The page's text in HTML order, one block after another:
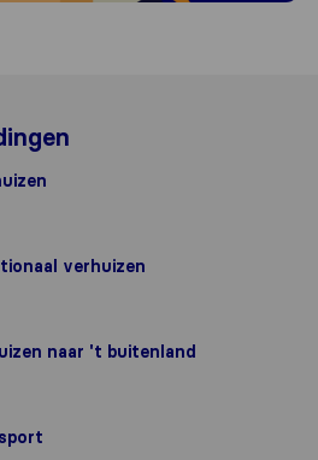
verhuizen
't buitenland
naar 't buitenland